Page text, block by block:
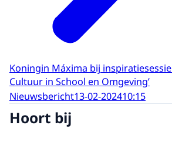
Koningin Máxima bij inspiratiesessie
Cultuur in School en Omgeving’
Nieuwsbericht13-02-202410:15
Hoort bij